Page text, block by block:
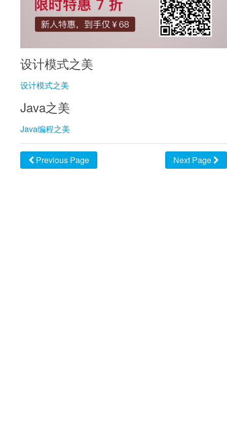
设计模式之美
设计模式之美
Java之美
Java编程之美
Previous Page Next Page